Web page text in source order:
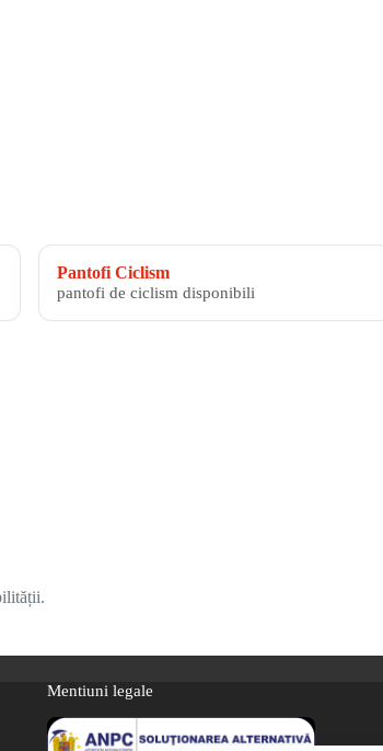
Pantofi Ciclism
pantofi de ciclism disponibili
Mentiuni legale